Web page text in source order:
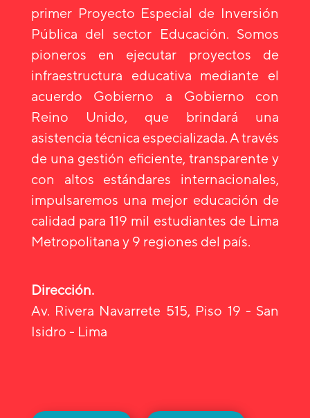
primer Proyecto Especial de Inversión
Pública del sector Educación. Somos
pioneros en ejecutar proyectos de
infraestructura educativa mediante el
acuerdo Gobierno a Gobierno con
Reino Unido, que brindará una
asistencia técnica especializada. A través
de una gestión eficiente, transparente y
con altos estándares internacionales,
impulsaremos una mejor educación de
calidad para 119 mil estudiantes de Lima
Metropolitana y 9 regiones del país.
Dirección.
Av. Rivera Navarrete 515, Piso 19 - San
Isidro - Lima